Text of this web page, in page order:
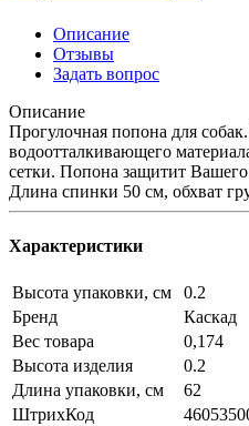
Описание
Отзывы
Задать вопрос
Описание
Прогулочная попона для
водоотталкивающего
сетки. Попона защитит
Длина спинки 50 см, обхват
Характеристики
Высота упаковки, см
0.2
Бренд
Каскад
Вес товара
0,174
Высота изделия
0.2
Длина упаковки, см
62
ШтрихКод